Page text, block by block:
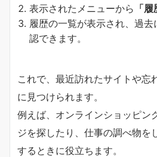
表示されたメニューから 「履
履歴の一覧が表示され、過
認できます。
これで、最近訪れたサイトや忘
に見つけられます。
例えば、オンラインショッピン
ジを探したり、仕事の調べ物を
するときに役立ちます。